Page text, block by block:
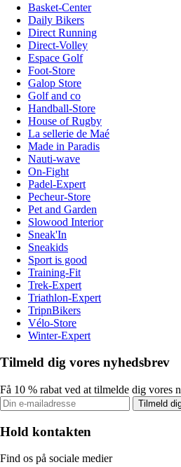
Basket-Center
Daily Bikers
Direct Running
Direct-Volley
Espace Golf
Foot-Store
Galop Store
Golf and co
Handball-Store
House of Rugby
La sellerie de Maé
Made in Paradis
Nauti-wave
On-Fight
Padel-Expert
Pecheur-Store
Pet and Garden
Slowood Interior
Sneak'In
Sneakids
Sport is good
Training-Fit
Trek-Expert
Triathlon-Expert
TripnBikers
Vélo-Store
Winter-Expert
Tilmeld dig vores nyhedsbrev
Få 10 % rabat ved at tilmelde dig vores
Tilmeld
Hold kontakten
Find os på sociale medier